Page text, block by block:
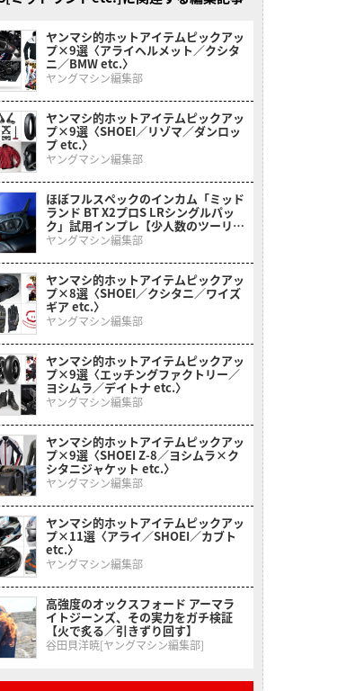
ヤンマシ的ホットアイテムピックアッ
プ×9選〈アライヘルメット／クシタ
ニ／BMW etc.〉
ヤングマシン編集部
ヤンマシ的ホットアイテムピックアッ
プ×9選〈SHOEI／リゾマ／ダンロッ
プ etc.〉
ヤングマシン編集部
ほぼフルスペックのインカム「ミッド
ランド BT X2プロS LRシングルパッ
ク」試用インプレ【少人数のツーリン
グならこれ!】
ヤングマシン編集部
ヤンマシ的ホットアイテムピックアッ
プ×8選〈SHOEI／クシタニ／ワイズ
ギア etc.〉
ヤングマシン編集部
ヤンマシ的ホットアイテムピックアッ
プ×9選〈エッチングファクトリー／
ヨシムラ／デイトナ etc.〉
ヤングマシン編集部
ヤンマシ的ホットアイテムピックアッ
プ×9選〈SHOEI Z-8／ヨシムラ×ク
シタニジャケット etc.〉
ヤングマシン編集部
ヤンマシ的ホットアイテムピックアッ
プ×11選〈アライ／SHOEI／カブト
etc.〉
ヤングマシン編集部
高強度のオックスフォード アーマラ
イトジーンズ、その実力をガチ検証
【火で炙る／引きずり回す】
谷田貝洋暁[ヤングマシン編集部]